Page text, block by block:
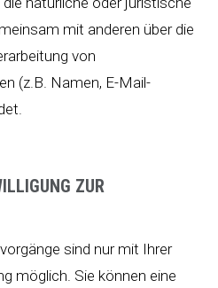
mit anderen über die
von
(z.B. Namen, E-Mail-
ZUR
sind nur mit Ihrer
möglich. Sie können eine